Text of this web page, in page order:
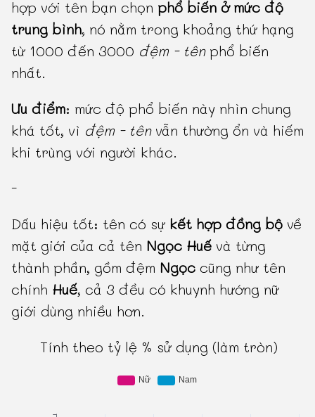
hợp với tên bạn chọn phổ biến ở mức độ
trung bình, nó nằm trong khoảng thứ hạng
từ 1000 đến 3000 đệm - tênphổ biến
nhất.
Ưu điểm: mức độ phổ biến này nhìn chung
khá tốt, vì đệm - tênvẫn thường ổn và hiếm
khi trùng với người khác.
-
Dấu hiệu tốt: tên có sự kết hợp đồng bộ về
mặt giới của cả tên Ngọc Huế và từng
thành phần, gồm đệm Ngọc cũng như tên
chính Huế, cả 3 đều có khuynh hướng nữ
giới dùng nhiều hơn.
Tính theo tỷ lệ % sử dụng (làm tròn)